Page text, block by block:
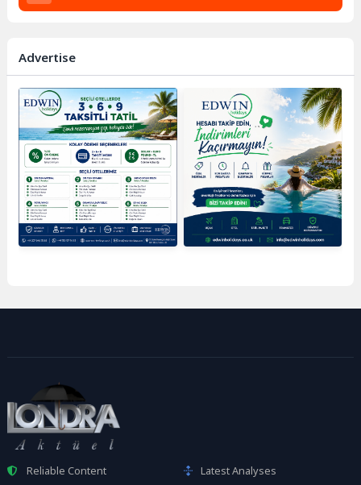
Advertise
Reliable Content
Latest Analyses